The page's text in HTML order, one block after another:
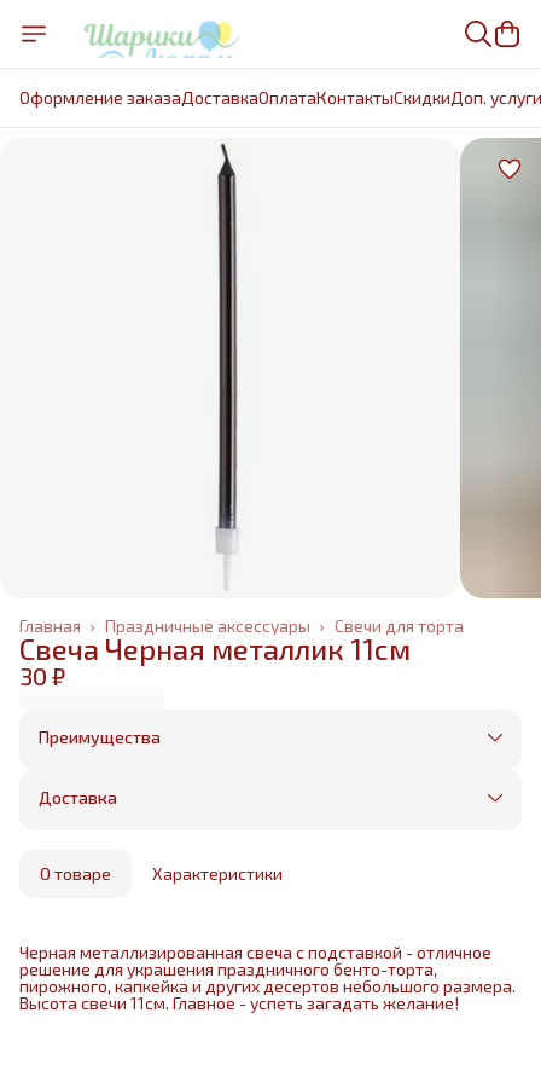
Оформление заказаДоставкаОплатаКонтактыCкидкиДоп. услуги
Свечи для торта
Праздничные аксессуары ›
Главная ›
Свеча Черная металлик 11см
30 ₽
Преимущества
Оплата частями в Сплит
Бесплатная доставка в пределах КАД
маркетплейса
Доставка
О товаре Характеристики
Черная металлизированная свеча с подставкой - отличное
решение для украшения праздничного бенто-торта,
пирожного, капкейка и других десертов небольшого размера.
Высота свечи 11см. Главное - успеть загадать желание!